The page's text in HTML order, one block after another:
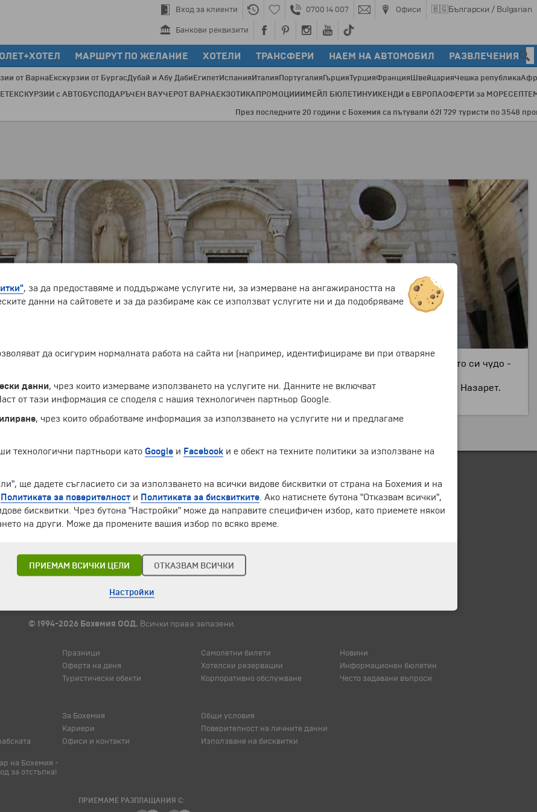
Вход за клиенти 0700 14 007 Офиси 🇧🇬Български / Bulgarian
Банкови реквизити
МАРШРУТ ПО ЖЕЛАНИЕ ХОТЕЛИ ТРАНСФЕРИ НАЕМ НА АВТОМОБИЛ РАЗВЛЕЧЕНИЯ
от ВарнаЕкскурзии от БургасДубай и Абу ДабиЕгипетИспанияИталияПортугалияГърцияТурцияФранцияШвейцарияЧешка република
ЕКСКУРЗИИ с АВТОБУСПОДАРЪЧЕН ВАУЧЕРОТ ВАРНАЕКЗОТИКАПРОМОЦИИИМЕЙЛ БЮЛЕТИНУИКЕНДИ в ЕВРОПАОФЕРТИ за МОРЕ
През последните 20 години с Бохемия са пътували 621 729 туристи по 3548
на града Кана Галилейска. Мястото е известно с това, че имено там Иисус извършва първото си чудо -
но според Католическата енциклопедия тя е разположена на 7 км североизточно от Назарет.
къде точно се намира свещеният град.
ЧЛЕН НА
© 1994-2026 Бохемия ООД. Всички права запазени.
Празници
Оферта на деня
Туристически обекти
Самолетни билети
Хотелски резервации
Корпоративно обслужване
Новини
Информационен бюлетин
Често задавани въпроси
на Бохемия -
за отстъпка!
За Бохемия
Кариери
Офиси и контакти
Общи условия
Поверителност на личните данни
Използване на бисквитки
ПРИЕМАМЕ РАЗПЛАЩАНИЯ С:
, за да предоставяме и поддържаме услугите ни, за измерване на ангажираността на
данни на сайтовете и за да разбираме как се използват услугите ни и да подобряваме
да осигурим нормалната работа на сайта ни (например, идентифицираме ви при отваряне
данни, чрез които измерваме използването на услугите ни. Данните не включват
от тази информация се споделя с нашия технологичен партньор Google.
, чрез които обработваме информация за използването на услугите ни и предлагаме
технологични партньори като Google и Facebook и е обект на техните политики за използване на
ще дадете съгласието си за използването на всички видове бисквитки от страна на Бохемия и на
Политиката за поверителност и Политиката за бисквитките . Ако натиснете бутона "Отказвам всички",
бисквитки. Чрез бутона "Настройки" може да направите специфичен избор, като приемете някои
на други. Може да промените вашия избор по всяко време.
ПРИЕМАМ ВСИЧКИ ЦЕЛИ ОТКАЗВАМ ВСИЧКИ
Настройки